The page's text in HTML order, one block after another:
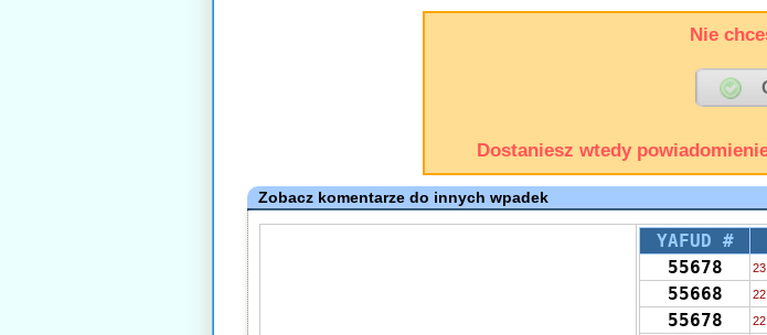
Nie
Dostaniesz wtedy
Zobacz komentarze do innych wpadek
YAFUD #
55678
55668
55678